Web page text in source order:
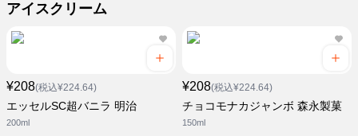
アイスクリーム
¥208(税込¥224.64)
エッセルSC超バニラ 明治
200ml
¥208(税込¥224.64)
チョコモナカジャンボ 森永製菓
150ml